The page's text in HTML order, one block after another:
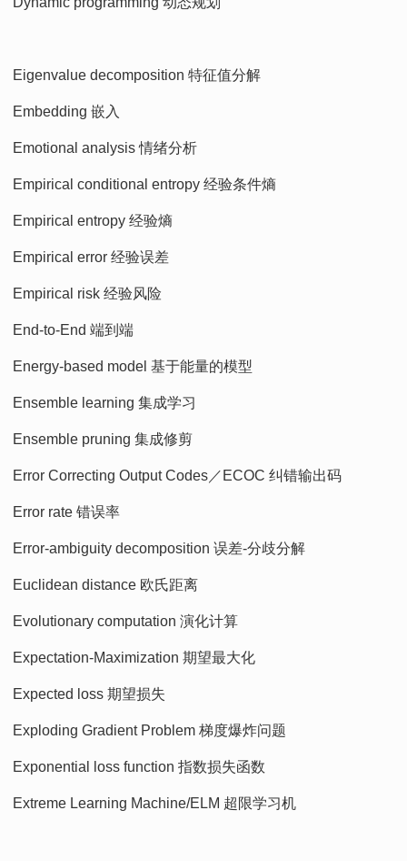
Eigenvalue decomposition 特征值分解
Embedding 嵌入
Emotional analysis 情绪分析
Empirical conditional entropy 经验条件熵
Empirical entropy 经验熵
Empirical error 经验误差
Empirical risk 经验风险
End-to-End 端到端
Energy-based model 基于能量的模型
Ensemble learning 集成学习
Ensemble pruning 集成修剪
Error Correcting Output Codes／ECOC 纠错输出码
Error rate 错误率
Error-ambiguity decomposition 误差-分歧分解
Euclidean distance 欧氏距离
Evolutionary computation 演化计算
Expectation-Maximization 期望最大化
Expected loss 期望损失
Exploding Gradient Problem 梯度爆炸问题
Exponential loss function 指数损失函数
Extreme Learning Machine/ELM 超限学习机